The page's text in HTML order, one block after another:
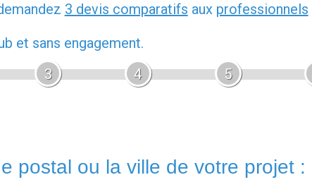
3 devis comparatifs aux professionnels
et sans engagement.
3 4 5
postal ou la ville de votre projet :